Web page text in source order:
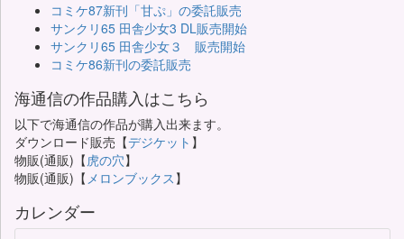
コミケ87新刊「甘ぷ」の委託販売
サンクリ65 田舎少女3 DL販売開始
サンクリ65 田舎少女３ 販売開始
コミケ86新刊の委託販売
海通信の作品購入はこちら
以下で海通信の作品が購入出来ます。
ダウンロード販売【デジケット 】
物販(通販)【虎の穴】
物販(通販)【 メロンブックス 】
カレンダー